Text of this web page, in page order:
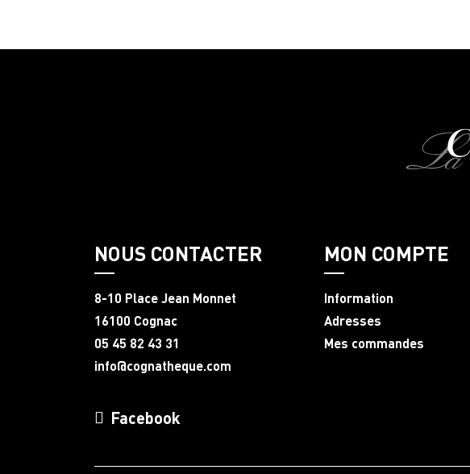
NOUS CONTACTER
8-10 Place Jean Monnet
16100 Cognac
05 45 82 43 31
info@cognatheque.com
MON COMPTE
Information
Adresses
Mes commandes
Facebook